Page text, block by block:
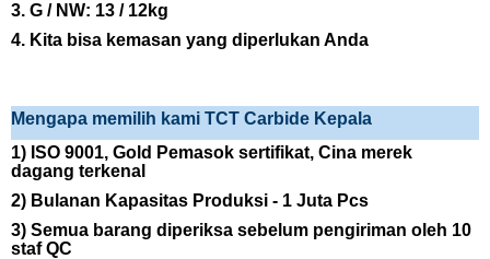
3. G / NW: 13 / 12kg
4. Kita bisa kemasan yang diperlukan Anda
Mengapa memilih kami TCT Carbide Kepala
1) ISO 9001, Gold Pemasok sertifikat, Cina merek
dagang terkenal
2) Bulanan Kapasitas Produksi - 1 Juta Pcs
3) Semua barang diperiksa sebelum pengiriman oleh 10
staf QC